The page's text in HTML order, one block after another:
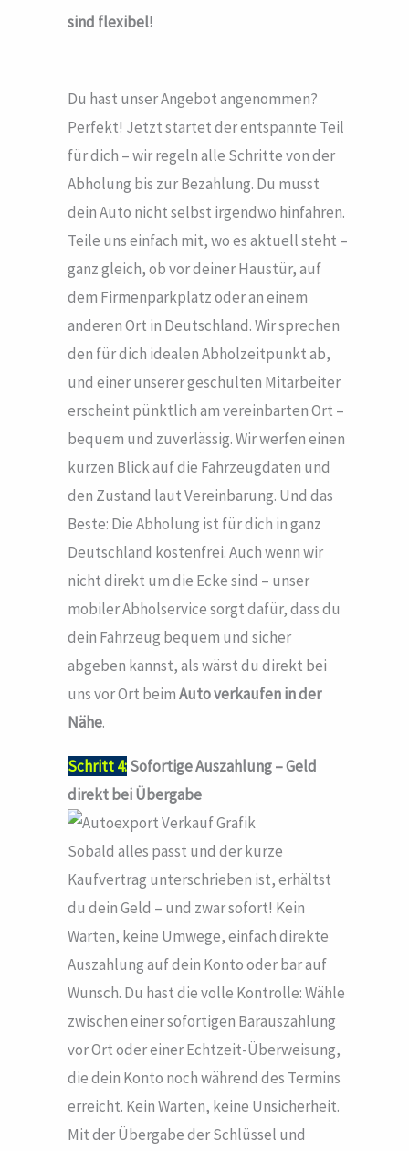
sind flexibel!
Du hast unser Angebot angenommen?
Perfekt! Jetzt startet der entspannte Teil
für dich – wir regeln alle Schritte von der
Abholung bis zur Bezahlung. Du musst
dein Auto nicht selbst irgendwo hinfahren.
Teile uns einfach mit, wo es aktuell steht –
ganz gleich, ob vor deiner Haustür, auf
dem Firmenparkplatz oder an einem
anderen Ort in Deutschland. Wir sprechen
den für dich idealen Abholzeitpunkt ab,
und einer unserer geschulten Mitarbeiter
erscheint pünktlich am vereinbarten Ort –
bequem und zuverlässig. Wir werfen einen
kurzen Blick auf die Fahrzeugdaten und
den Zustand laut Vereinbarung. Und das
Beste: Die Abholung ist für dich in ganz
Deutschland kostenfrei. Auch wenn wir
nicht direkt um die Ecke sind – unser
mobiler Abholservice sorgt dafür, dass du
dein Fahrzeug bequem und sicher
abgeben kannst, als wärst du direkt bei
uns vor Ort beimAuto verkaufen in der
Nähe.
Schritt 4:Sofortige Auszahlung – Geld
direkt bei Übergabe
Sobald alles passt und der kurze
Kaufvertrag unterschrieben ist, erhältst
du dein Geld – und zwar sofort! Kein
Warten, keine Umwege, einfach direkte
Auszahlung auf dein Konto oder bar auf
Wunsch. Du hast die volle Kontrolle: Wähle
zwischen einer sofortigen Barauszahlung
vor Ort oder einer Echtzeit-Überweisung,
die dein Konto noch während des Termins
erreicht. Kein Warten, keine Unsicherheit.
Mit der Übergabe der Schlüssel und